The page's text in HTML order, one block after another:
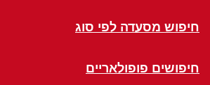
חיפוש מסעדה לפי סוג
חיפושים פופולאריים